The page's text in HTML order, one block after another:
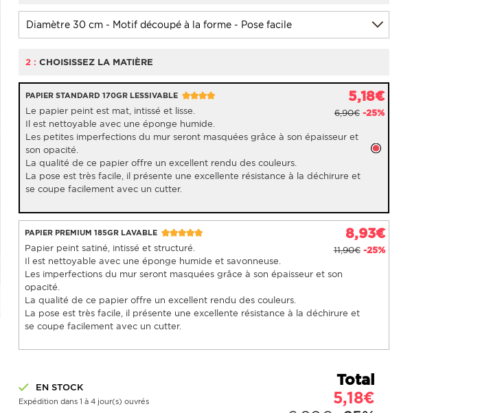
2 : CHOISISSEZ LA MATIÈRE
PAPIER STANDARD 170GR LESSIVABLE 5,18€
6,90€ -25%
Le papier peint est mat, intissé et lisse.
Il est nettoyable avec une éponge humide.
Les petites imperfections du mur seront masquées grâce à son épaisseur et
son opacité.
La qualité de ce papier offre un excellent rendu des couleurs.
La pose est très facile, il présente une excellente résistance à la déchirure et
se coupe facilement avec un cutter.
PAPIER PREMIUM 185GR LAVABLE 8,93€
11,90€ -25%
Papier peint satiné, intissé et structuré.
Il est nettoyable avec une éponge humide et savonneuse.
Les imperfections du mur seront masquées grâce à son épaisseur et son
opacité.
La qualité de ce papier offre un excellent rendu des couleurs.
La pose est très facile, il présente une excellente résistance à la déchirure et
se coupe facilement avec un cutter.
EN STOCK
Expédition dans 1 à 4 jour(s) ouvrés
Total
5,18€